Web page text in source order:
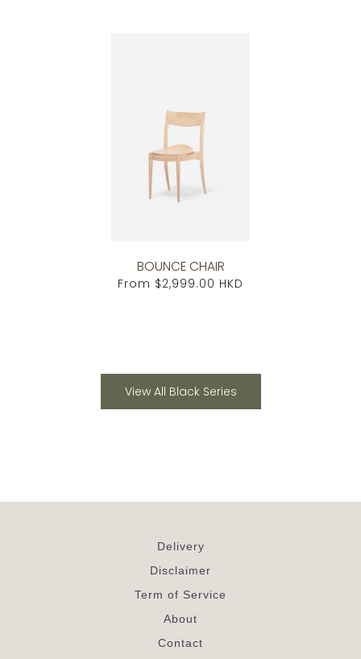
BOUNCE CHAIR
From $2,999.00 HKD
View All Black Series
Delivery
Disclaimer
Term of Service
About
Contact